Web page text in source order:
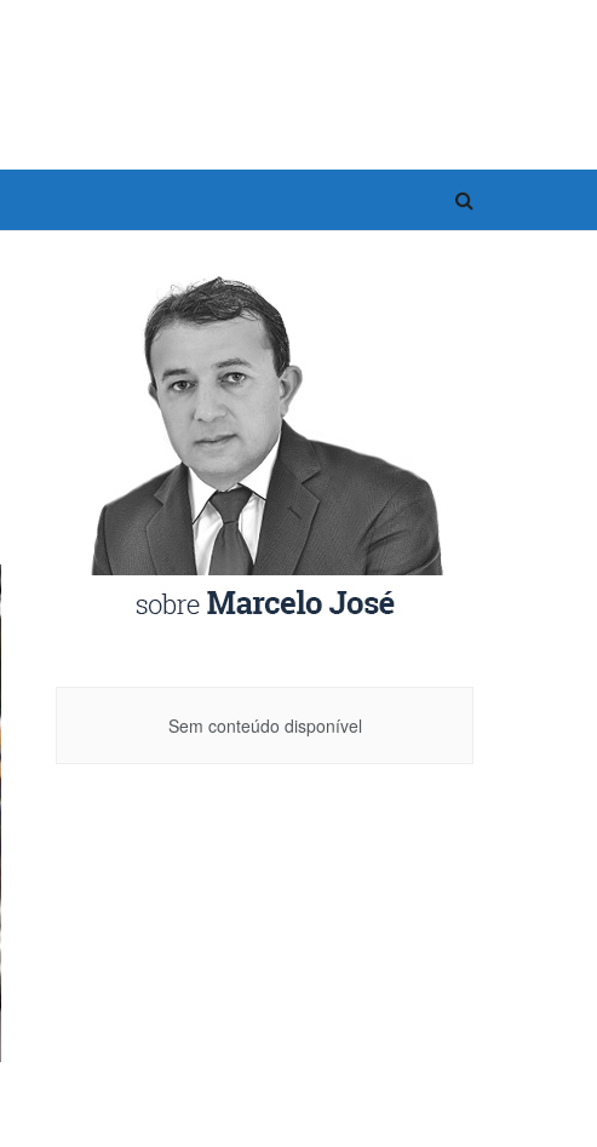
Sem conteúdo disponível